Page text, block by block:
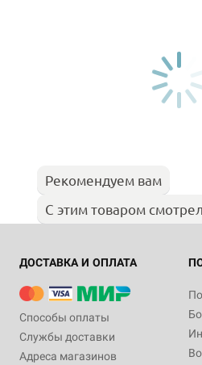
Рекомендуем вам
С этим товаром
ДОСТАВКА И ОПЛАТА
Способы оплаты
Службы доставки
Адреса магазинов